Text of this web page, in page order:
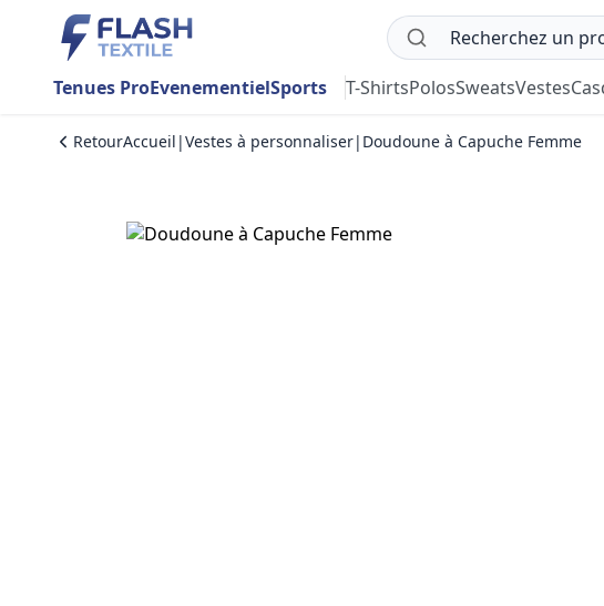
Tenues ProEvenementielSports T-ShirtsPolosSweatsVestes
RetourAccueil |Vestes à personnaliser| Doudoune à Capuche Femme